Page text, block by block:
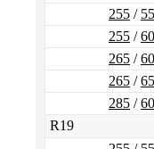
255 / 55
255 /60
265 /60
265 /65
285 /60
R19